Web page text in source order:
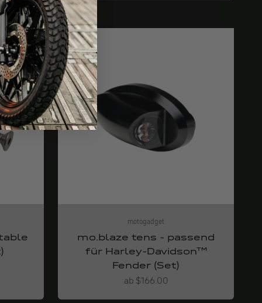
motogadget
mo.blaze tens - passend
für Harley-Davidson™
Fender (Set)
Angebot
ab $166.00